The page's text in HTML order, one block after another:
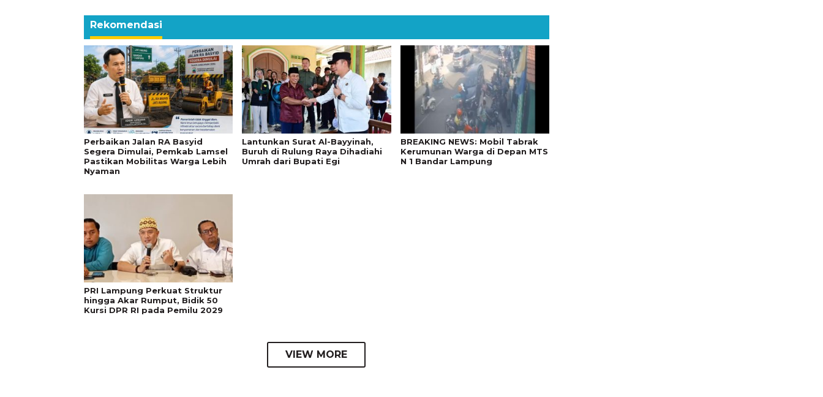
Rekomendasi
Perbaikan Jalan RA Basyid
Segera Dimulai, Pemkab Lamsel
Pastikan Mobilitas Warga Lebih
Nyaman
Lantunkan Surat Al-Bayyinah,
Buruh di Rulung Raya Dihadiahi
Umrah dari Bupati Egi
BREAKING NEWS: Mobil Tabrak
Kerumunan Warga di Depan MTS
N 1 Bandar Lampung
PRI Lampung Perkuat Struktur
hingga Akar Rumput, Bidik 50
Kursi DPR RI pada Pemilu 2029
VIEW MORE